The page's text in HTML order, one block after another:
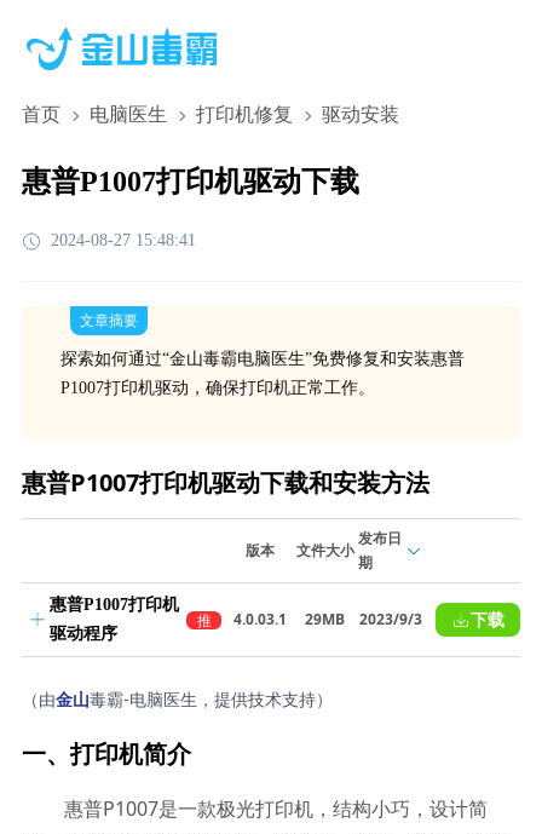
首页 电脑医生 打印机修复 驱动安装
惠普P1007打印机驱动下载
2024-08-27 15:48:41
文章摘要
探索如何通过“金山毒霸电脑医生”免费修复和安装惠普
P1007打印机驱动，确保打印机正常工作。
惠普P1007打印机驱动下载和安装方法
版本 文件大小
发布日
期
惠普P1007打印机
驱动程序
推
荐
4.0.03.1 29MB 2023/9/3 下载
（由金山毒霸-电脑医生，提供技术支持）
一、打印机简介
惠普P1007是一款极光打印机，结构小巧，设计简